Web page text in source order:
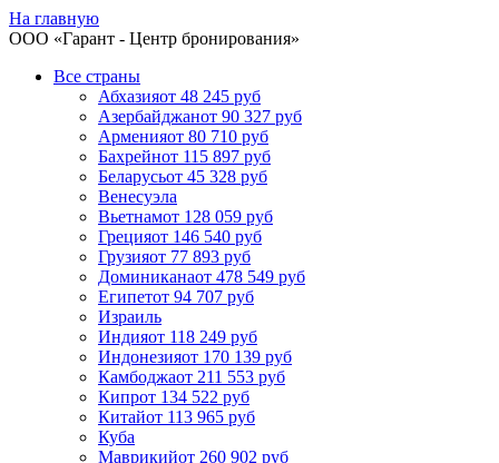
На главную
ООО «Гарант - Центр бронирования»
Все страны
Абхазияот 48 245 руб
Азербайджанот 90 327 руб
Арменияот 80 710 руб
Бахрейнот 115 897 руб
Беларусьот 45 328 руб
Венесуэла
Вьетнамот 128 059 руб
Грецияот 146 540 руб
Грузияот 77 893 руб
Доминиканаот 478 549 руб
Египетот 94 707 руб
Израиль
Индияот 118 249 руб
Индонезияот 170 139 руб
Камбоджаот 211 553 руб
Кипрот 134 522 руб
Китайот 113 965 руб
Куба
Маврикийот 260 902 руб